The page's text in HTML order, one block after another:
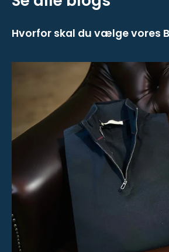
Hvorfor skal du vælge vores